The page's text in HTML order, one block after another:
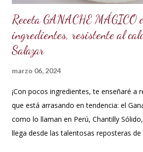
Receta GANACHE MÁGICO
ingredientes, resistente al
Salazar
marzo 06, 2024
¡Con pocos ingredientes, te enseñaré a
que está arrasando en tendencia: el
como lo llaman en Perú, Chantilly
llega desde las talentosas reposteras de